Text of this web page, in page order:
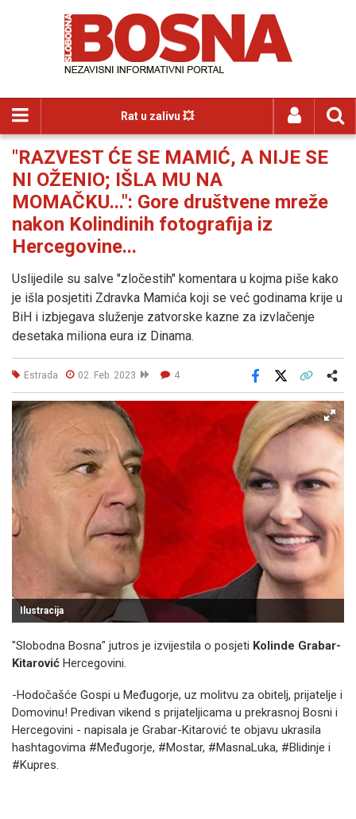
Rat u zalivu 💥
"RAZVEST ĆE SE MAMIĆ, A NIJE SE
NI OŽENIO; IŠLA MU NA
MOMAČKU...": Gore društvene mreže
nakon Kolindinih fotografija iz
Hercegovine...
Uslijedile su salve "zločestih" komentara u kojma piše kako
je išla posjetiti Zdravka Mamića koji se već godinama krije u
BiH i izbjegava služenje zatvorske kazne za izvlačenje
desetaka miliona eura iz Dinama.
Estrada 02. Feb. 2023 4
Facebook
Ilustracija
"Slobodna Bosna" jutros je izvijestila o posjeti Kolinde Grabar-
Kitarović Hercegovini.
-Hodočašće Gospi u Međugorje, uz molitvu za obitelj, prijatelje i
Domovinu! Predivan vikend s prijateljicama u prekrasnoj Bosni i
Hercegovini - napisala je Grabar-Kitarović te objavu ukrasila
hashtagovima #Međugorje, #Mostar, #MasnaLuka, #Blidinje i
#Kupres.